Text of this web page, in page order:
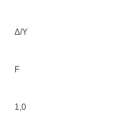
Δ/Y
F
1,0